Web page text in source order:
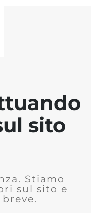
sito
Stiamo
sul sito e